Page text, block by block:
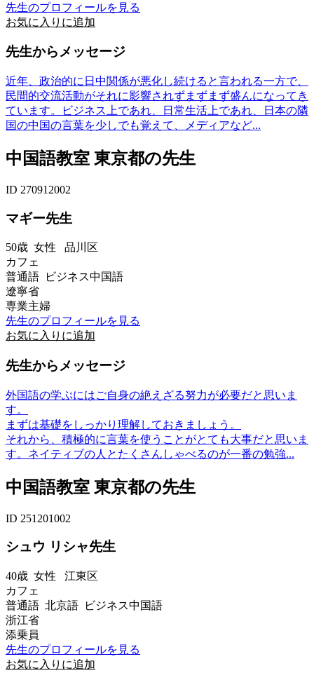
先生のプロフィールを見る
お気に入りに追加
先生からメッセージ
近年、政治的に日中関係が悪化し続けると言われる一方で、
民間的交流活動がそれに影響されずまずまず盛んになってき
ています。ビジネス上であれ、日常生活上であれ、日本の隣
国の中国の言葉を少しでも覚えて、メディアなど...
中国語教室 東京都の先生
ID 270912002
マギー先生
50歳 女性 品川区
カフェ
普通語 ビジネス中国語
遼寧省
専業主婦
先生のプロフィールを見る
お気に入りに追加
先生からメッセージ
外国語の学ぶにはご自身の絶えざる努力が必要だと思いま
す。
まずは基礎をしっかり理解しておきましょう。
それから、積極的に言葉を使うことがとても大事だと思いま
す。ネイティブの人とたくさんしゃべるのが一番の勉強...
中国語教室 東京都の先生
ID 251201002
シュウ リシャ先生
40歳 女性 江東区
カフェ
普通語 北京語 ビジネス中国語
浙江省
添乗員
先生のプロフィールを見る
お気に入りに追加